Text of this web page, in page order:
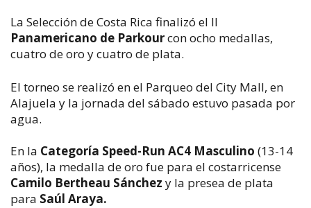
La Selección de Costa Rica finalizó el II
Panamericano de Parkourcon ocho medallas,
cuatro de oro y cuatro de plata.
El torneo se realizó en el Parqueo del City Mall, en
Alajuela y la jornada del sábado estuvo pasada por
agua.
En la Categoría Speed-Run AC4 Masculino (13-14
años), la medalla de oro fue para el costarricense
Camilo Bertheau Sánchez y la presea de plata
para Saúl Araya.